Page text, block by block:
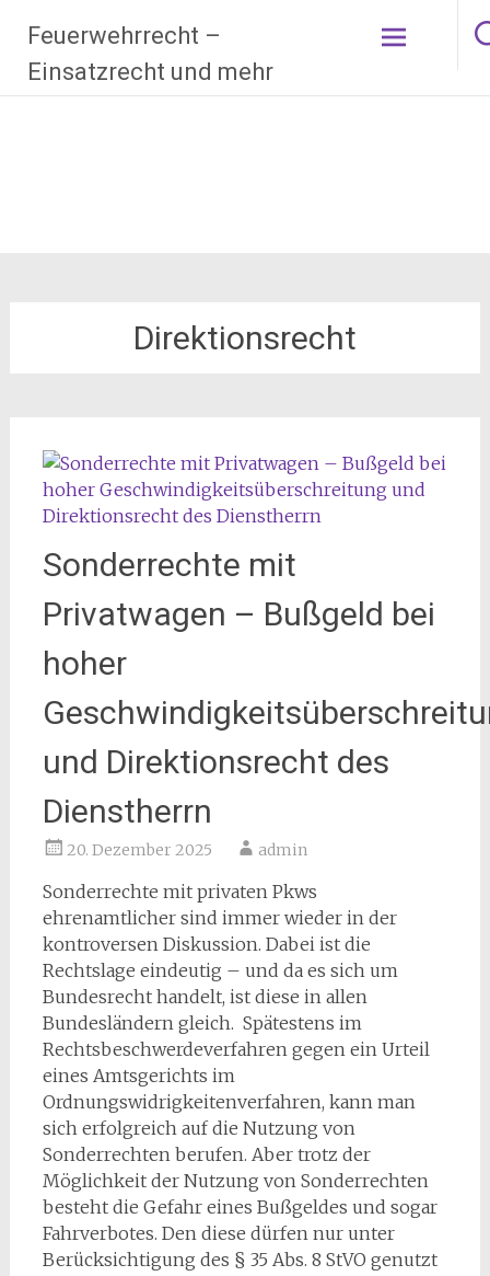
Inhalt
springen
Feuerwehrrecht –
Einsatzrecht und mehr
Direktionsrecht
Sonderrechte mit
Privatwagen – Bußgeld bei
hoher
und Direktionsrecht des
Dienstherrn
20. Dezember 2025 admin
Sonderrechte mit privaten Pkws
ehrenamtlicher sind immer wieder in der
kontroversen Diskussion. Dabei ist die
Rechtslage eindeutig – und da es sich um
Bundesrecht handelt, ist diese in allen
Bundesländern gleich. Spätestens im
Rechtsbeschwerdeverfahren gegen ein Urteil
eines Amtsgerichts im
Ordnungswidrigkeitenverfahren, kann man
sich erfolgreich auf die Nutzung von
Sonderrechten berufen. Aber trotz der
Möglichkeit der Nutzung von Sonderrechten
besteht die Gefahr eines Bußgeldes und sogar
Fahrverbotes. Den diese dürfen nur unter
Berücksichtigung des § 35 Abs. 8 StVO genutzt